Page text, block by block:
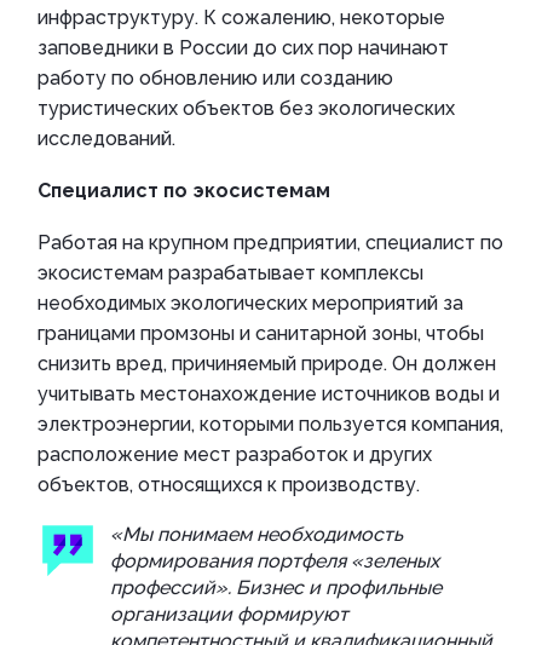
инфраструктуру. К сожалению, некоторые
заповедники в России до сих пор начинают
работу по обновлению или созданию
туристических объектов без экологических
исследований.
Специалист по экосистемам
Работая на крупном предприятии, специалист по
экосистемам разрабатывает комплексы
необходимых экологических мероприятий за
границами промзоны и санитарной зоны, чтобы
снизить вред, причиняемый природе. Он должен
учитывать местонахождение источников воды и
электроэнергии, которыми пользуется компания,
расположение мест разработок и других
объектов, относящихся к производству.
«Мы понимаем необходимость
формирования портфеля «зеленых
профессий». Бизнес и профильные
организации формируют